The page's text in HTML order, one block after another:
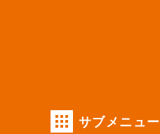
サブメニュー